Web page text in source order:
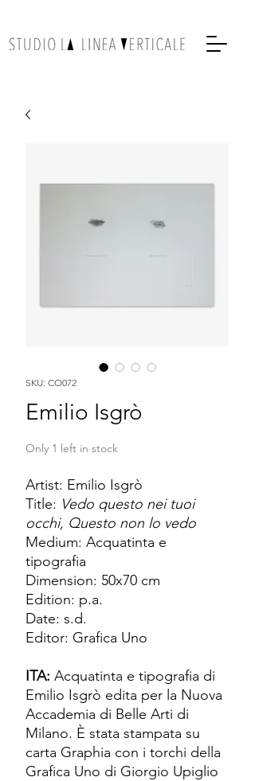
SKU: CO072
Emilio Isgrò
Only 1 left in stock
Artist: Emilio Isgrò
Title: Vedo questo nei tuoi
occhi, Questo non lo vedo
Medium: Acquatinta e
tipografia
Dimension: 50x70 cm
Edition: p.a.
Date: s.d.
Editor: Grafica Uno
ITA: Acquatinta e tipografia di
Emilio Isgrò edita per la Nuova
Accademia di Belle Arti di
Milano. È stata stampata su
carta Graphia con i torchi della
Grafica Uno di Giorgio Upiglio